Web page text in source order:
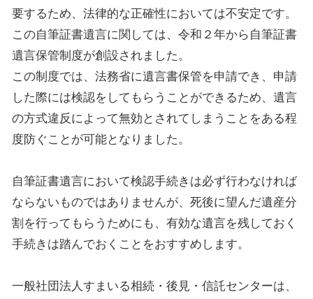
要するため、法律的な正確性においては不安定です。
この自筆証書遺言に関しては、令和２年から自筆証書
遺言保管制度が創設されました。
この制度では、法務省に遺言書保管を申請でき、申請
した際には検認をしてもらうことができるため、遺言
の方式違反によって無効とされてしまうことをある程
度防ぐことが可能となりました。
自筆証書遺言において検認手続きは必ず行わなければ
ならないものではありませんが、死後に望んだ遺産分
割を行ってもらうためにも、有効な遺言を残しておく
手続きは踏んでおくことをおすすめします。
一般社団法人すまいる相続・後見・信託センターは、